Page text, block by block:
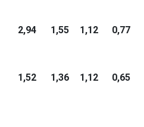
2,94 1,55 1,12 0,77
1,52 1,36 1,12 0,65